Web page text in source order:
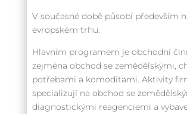
V současné době působí především
evropském trhu.
Hlavním programem je obchodní
zejména obchod se zemědělskými,
potřebami a komoditami. Aktivity
specializují na obchod se
diagnostickými reagenciemi a